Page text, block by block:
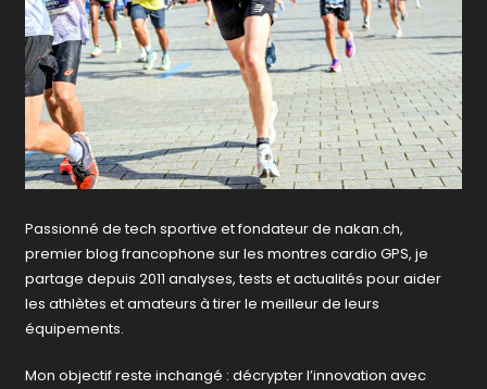
Passionné de tech sportive et fondateur de nakan.ch,
premier blog francophone sur les montres cardio GPS, je
partage depuis 2011 analyses, tests et actualités pour aider
les athlètes et amateurs à tirer le meilleur de leurs
équipements.
Mon objectif reste inchangé : décrypter l’innovation avec